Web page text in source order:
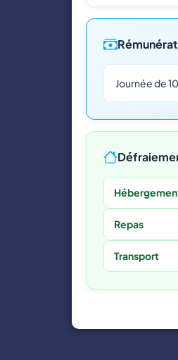
Journée de
Repas
Transport